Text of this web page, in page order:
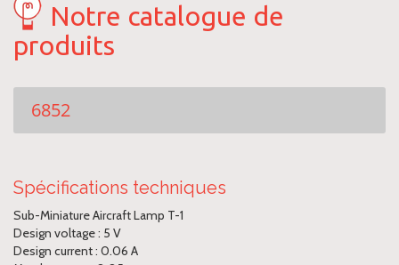
Catalogue 2026
Notre catalogue de
produits
6852
Spécifications techniques
Sub-Miniature Aircraft Lamp T-1
Design voltage : 5 V
Design current : 0.06 A